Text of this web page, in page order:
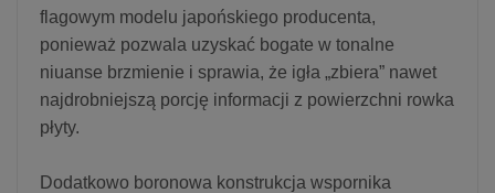
flagowym modelu japońskiego producenta,
ponieważ pozwala uzyskać bogate w tonalne
niuanse brzmienie i sprawia, że igła „zbiera” nawet
najdrobniejszą porcję informacji z powierzchni rowka
płyty.
Dodatkowo boronowa konstrukcja wspornika